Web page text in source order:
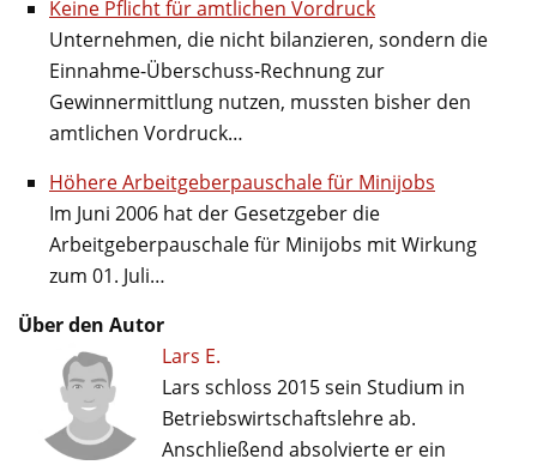
Keine Pflicht für amtlichen Vordruck
Unternehmen, die nicht bilanzieren, sondern die
Einnahme-Überschuss-Rechnung zur
Gewinnermittlung nutzen, mussten bisher den
amtlichen Vordruck…
Höhere Arbeitgeberpauschale für Minijobs
Im Juni 2006 hat der Gesetzgeber die
Arbeitgeberpauschale für Minijobs mit Wirkung
zum 01. Juli…
Über den Autor
Lars E.
Lars schloss 2015 sein Studium in
Betriebswirtschaftslehre ab.
Anschließend absolvierte er ein